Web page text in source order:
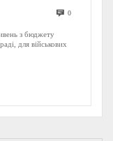
0
з бюджету
для військових